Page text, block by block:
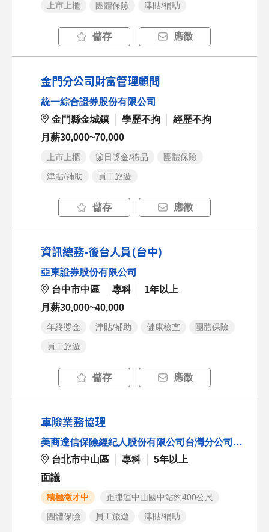
上市上櫃
團體保險 津貼/補助
儲存 應徵
金門分公司財富管理顧問
統一綜合證券股份有限公司
金門縣金城鎮
學歷不拘
經歷不拘
月薪30,000~70,000
上市上櫃 節日獎金/禮品
團體保險
津貼/補助
員工旅遊
儲存 應徵
資訊總務-後台人員(台中)
亞東證券股份有限公司
台中市中區
專科
1年以上
月薪30,000~40,000
年終獎金 津貼/補助 健康檢查
團體保險
員工旅遊
儲存 應徵
車險業務協理
美商達信保險經紀人股份有限公司台灣分公司(總公司)
台北市中山區
專科
5年以上
面議
積極徵才中
距捷運中山國中站約400公尺
團體保險
員工旅遊 津貼/補助